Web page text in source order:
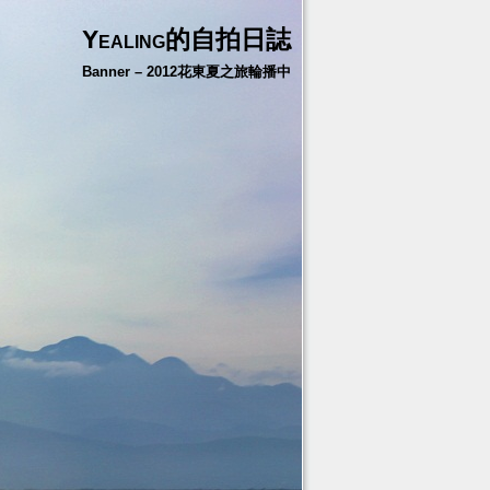
Yealing的自拍日誌
Banner – 2012花東夏之旅輪播中